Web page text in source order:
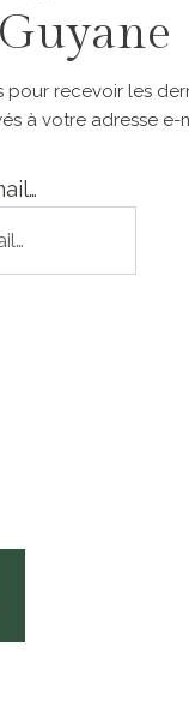
Guyane
pour recevoir les
à votre adresse e-